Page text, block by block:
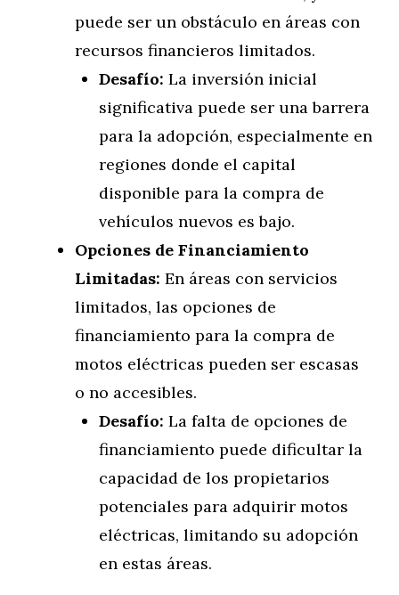
puede ser un obstáculo en áreas con
recursos financieros limitados.
Desafío: La inversión inicial
significativa puede ser una barrera
para la adopción, especialmente en
regiones donde el capital
disponible para la compra de
vehículos nuevos es bajo.
Opciones de Financiamiento
Limitadas: En áreas con servicios
limitados, las opciones de
financiamiento para la compra de
motos eléctricas pueden ser escasas
o no accesibles.
Desafío: La falta de opciones de
financiamiento puede dificultar la
capacidad de los propietarios
potenciales para adquirir motos
eléctricas, limitando su adopción
en estas áreas.